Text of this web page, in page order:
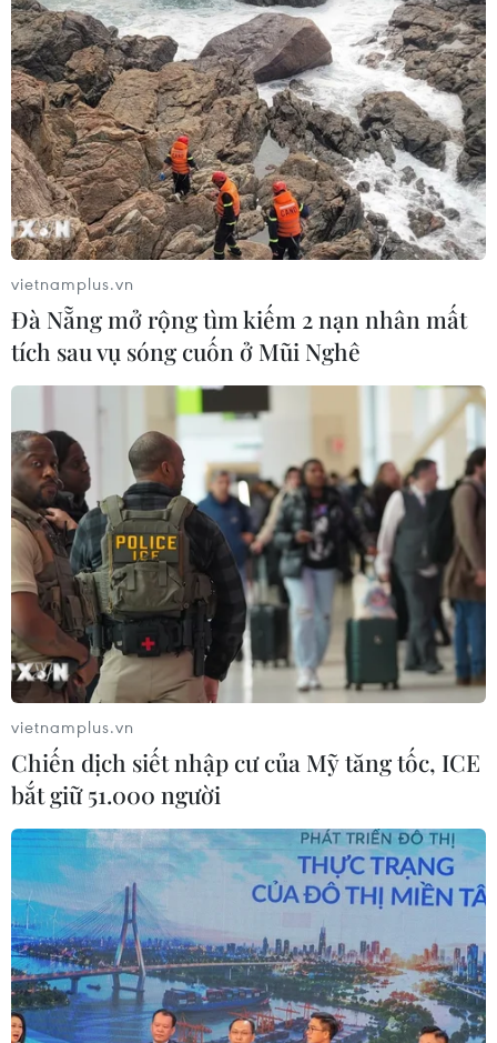
vietnamplus.vn
Đà Nẵng mở rộng tìm kiếm 2 nạn nhân mất
tích sau vụ sóng cuốn ở Mũi Nghê
vietnamplus.vn
Chiến dịch siết nhập cư của Mỹ tăng tốc, ICE
bắt giữ 51.000 người